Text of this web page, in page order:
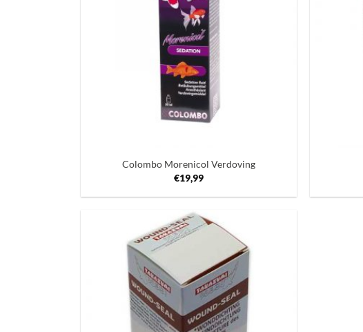
Colombo Morenicol Verdoving
€19,99
Toevoegen